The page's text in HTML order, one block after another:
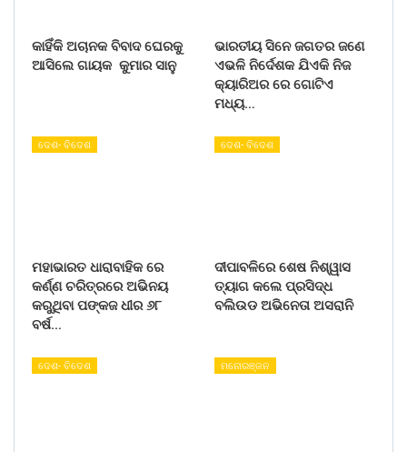
କାହିଁକି ଅଚାନକ ବିବାଦ ଘେରକୁ
ଆସିଲେ ଗାୟକ କୁମାର ସାନୁ
ଭାରତୀୟ ସିନେ ଜଗତର ଜଣେ
ଏଭଳି ନିର୍ଦେଶକ ଯିଏକି ନିଜ
କ୍ୟାରିଅର ରେ ଗୋଟିଏ
ମଧ୍ୟ…
ଦେଶ- ବିଦେଶ
ମହାଭାରତ ଧାରାବାହିକ ରେ
କର୍ଣ୍ଣ ଚରିତ୍ରରେ ଅଭିନୟ
କରୁଥିବା ପଙ୍କଜ ଧୀର ୬୮
ବର୍ଷ…
ଦେଶ- ବିଦେଶ
ଦୀପାବଳିରେ ଶେଷ ନିଶ୍ୱାସ
ତ୍ୟାଗ କଲେ ପ୍ରସିଦ୍ଧ
ବଲିଉଡ ଅଭିନେତା ଅସରାନି
ଦେଶ- ବିଦେଶ ମନୋରଞ୍ଜନ